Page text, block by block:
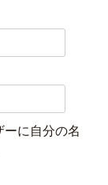
に自分の名